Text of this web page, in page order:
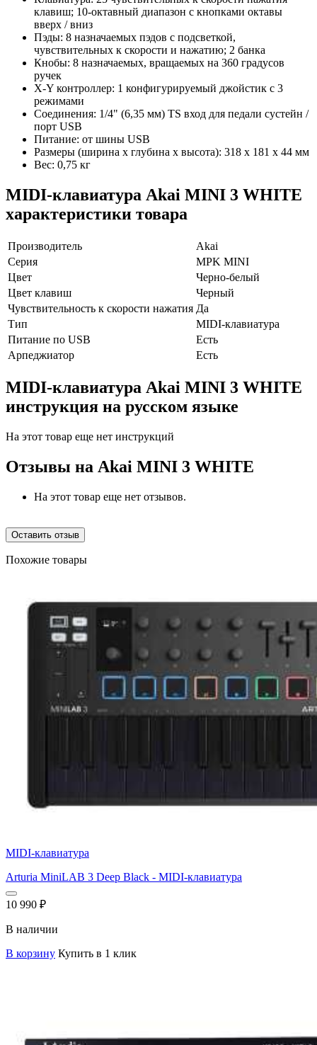
клавиш; 10-октавный диапазон с кнопками октавы
вверх / вниз
Пэды: 8 назначаемых пэдов с подсветкой,
чувствительных к скорости и нажатию; 2 банка
Кнобы: 8 назначаемых, вращаемых на 360 градусов
ручек
X-Y контроллер: 1 конфигурируемый джойстик с 3
режимами
Соединения: 1/4" (6,35 мм) TS вход для педали сустейн /
порт USB
Питание: от шины USB
Размеры (ширина x глубина x высота): 318 x 181 x 44 мм
Вес: 0,75 кг
MIDI-клавиатура Akai MINI 3 WHITE
характеристики товара
Производитель
Akai
Серия
MPK MINI
Цвет
Черно-белый
Цвет клавиш
Черный
Чувствительность к скорости нажатия Да
Тип
MIDI-клавиатура
Питание по USB
Есть
Арпеджиатор
Есть
MIDI-клавиатура Akai MINI 3 WHITE
инструкция на русском языке
На этот товар еще нет инструкций
Отзывы на Akai MINI 3 WHITE
На этот товар еще нет отзывов.
Оставить отзыв
Похожие товары
MIDI-клавиатура
Arturia MiniLAB 3 Deep Black - MIDI-клавиатура
10 990 ₽
В наличии
В корзину Купить в 1 клик